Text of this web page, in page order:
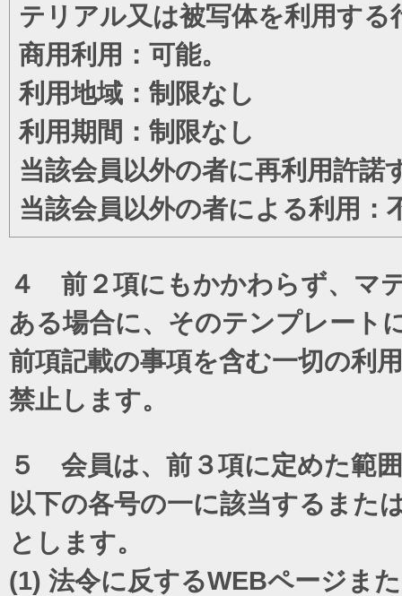
テリアル又は被写体を利用する
商用利用：可能。
利用地域：制限なし
利用期間：制限なし
当該会員以外の者に再利用許諾
当該会員以外の者による利用：
４ 前２項にもかかわらず、マ
ある場合に、そのテンプレート
前項記載の事項を含む一切の利
禁止します。
５ 会員は、前３項に定めた範
以下の各号の一に該当するまた
とします。
(1) 法令に反するWEBページま